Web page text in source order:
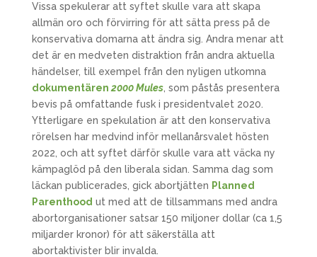
Vissa spekulerar att syftet skulle vara att skapa
allmän oro och förvirring för att sätta press på de
konservativa domarna att ändra sig. Andra menar att
det är en medveten distraktion från andra aktuella
händelser, till exempel från den nyligen utkomna
dokumentären 2000 Mules, som påstås presentera
bevis på omfattande fusk i presidentvalet 2020.
Ytterligare en spekulation är att den konservativa
rörelsen har medvind inför mellanårsvalet hösten
2022, och att syftet därför skulle vara att väcka ny
kämpaglöd på den liberala sidan. Samma dag som
läckan publicerades, gick abortjätten Planned
Parenthood ut med att de tillsammans med andra
abortorganisationer satsar 150 miljoner dollar (ca 1,5
miljarder kronor) för att säkerställa att
abortaktivister blir invalda.